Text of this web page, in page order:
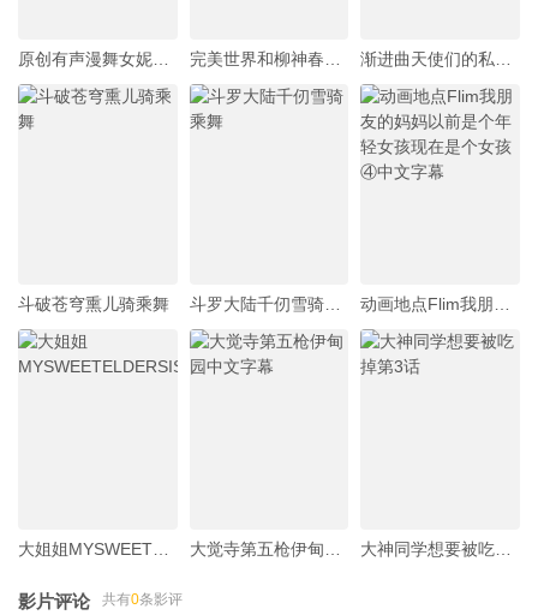
斗破苍穹熏儿骑乘舞 斗罗大陆千仞雪骑乘舞
影片评论 共有0条影评